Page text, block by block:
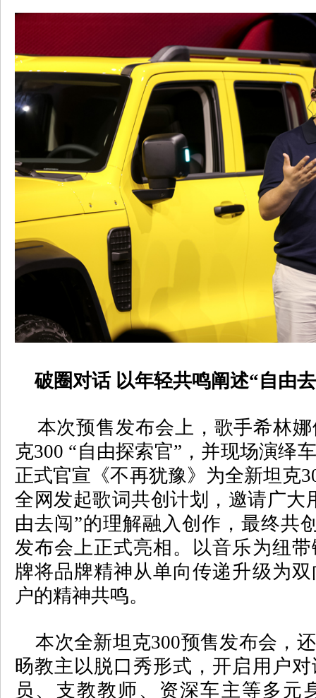
破圈对话 以年轻共鸣阐述“自由
本次预售发布会上，歌手希林娜
克300 “自由探索官” ，并现场演绎
正式官宣《不再犹豫》为全新坦克
全网发起歌词共创计划，邀请广大
由去闯 ”的理解融入创作，最终共
发布会上正式亮相。以音乐为纽
牌将品牌精神从单向传递升级为
户的精神共鸣。
本次全新坦克300预售发布会，
旸教主以脱口秀形式，开启用户
员、支教教师、资深车主等多元